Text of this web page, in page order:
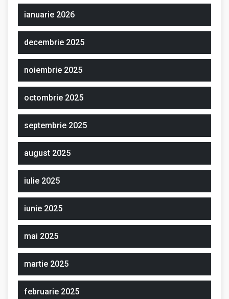
ianuarie 2026
decembrie 2025
noiembrie 2025
octombrie 2025
septembrie 2025
august 2025
iulie 2025
iunie 2025
mai 2025
martie 2025
februarie 2025